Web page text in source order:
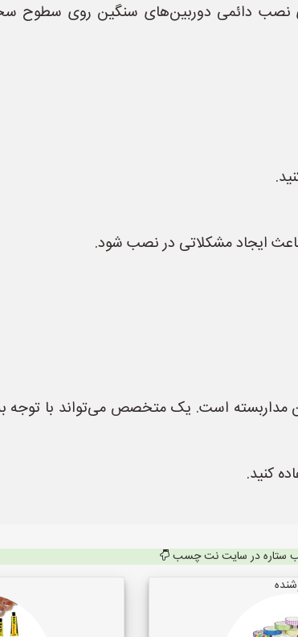
دائمی دوربین‌های سنگین روی سطوح
ایجاد مشکلاتی در نصب شود.
است. یک متخصص می‌تواند با توجه
کنید.
ستاره در سایت نت چسب